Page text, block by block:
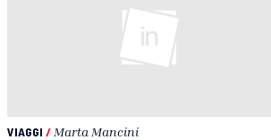
VIAGGI / Marta Mancini